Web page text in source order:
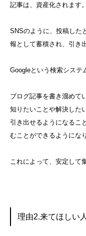
記事は、資産化されます。
SNSのように、投稿した
報として蓄積され、引き
Googleという検索システ
ブログ記事を書き溜めて
知りたいことや解決した
引き出せるようになるこ
むことができるようにな
これによって、安定して
理由2.来てほしい